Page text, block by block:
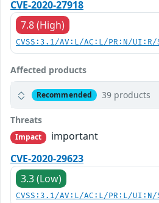
CVE-2020-27918
7.8 (High)
CVSS:3.1/AV:L/AC:L/PR:N/
Affected products
Recommended 39 products
Threats
Impact
important
CVE-2020-29623
3.3 (Low)
CVSS:3.1/AV:L/AC:L/PR:L/